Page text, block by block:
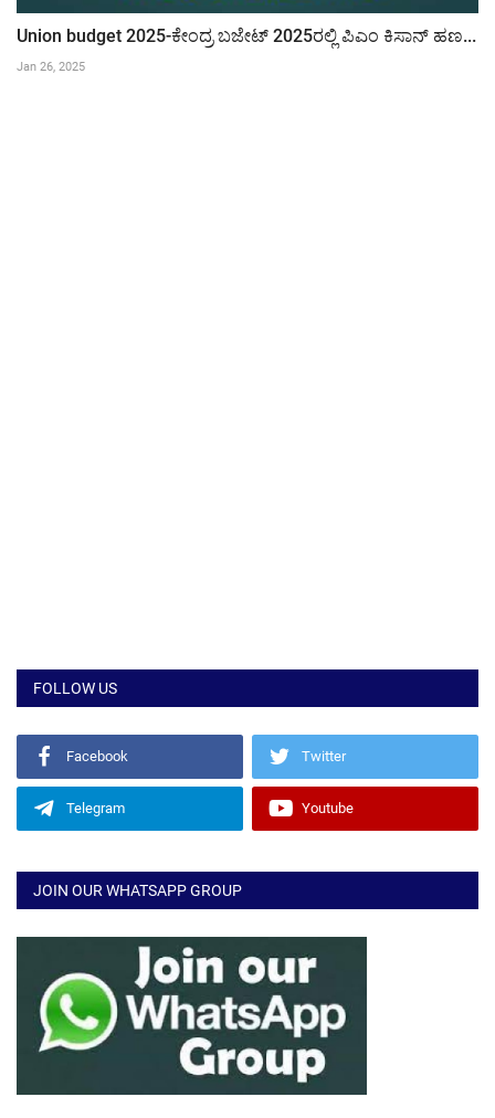
Union budget 2025-ಕೇಂದ್ರ ಬಜೇಟ್ 2025ರಲ್ಲಿ ಪಿಎಂ ಕಿಸಾನ್ ಹಣ...
Jan 26, 2025
FOLLOW US
Facebook Twitter
Telegram Youtube
JOIN OUR WHATSAPP GROUP